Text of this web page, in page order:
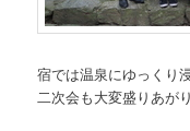
宿では温泉にゆっくり
二次会も大変盛りあが